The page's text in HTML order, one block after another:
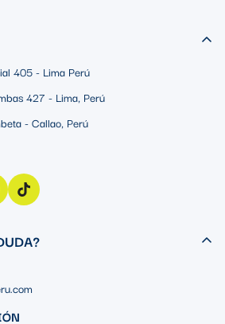
405 - Lima Perú
427 - Lima, Perú
- Callao, Perú